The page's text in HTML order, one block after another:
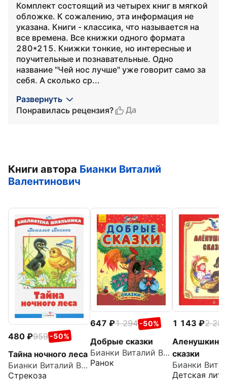
Комплект состоящий из четырех книг в мягкой
обложке. К сожалению, эта информация не
указана. Книги - классика, что называется на
все времена. Все книжки одного формата
280*215. Книжки тонкие, но интересные и
поучительные и познавательные. Одно
название "Чей нос лучше" уже говорит само за
себя. А сколько ср...
Развернуть
Понравилась рецензия?
Да
Книги автора Бианки Виталий
Валентинович
480 959 -50%
Тайна ночного леса
Бианки Виталий Валентинович
Стрекоза
647 1 294 -50%
Добрые сказки
Бианки Виталий Валентинович
Ранок
1 143
2 286
Аленушкины
сказки
Детская